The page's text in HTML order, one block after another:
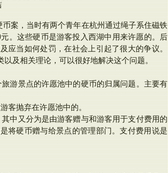
案，当时有两个青年在杭州通过绳子系住磁铁
。这些硬币是游客投入西湖中用来许愿的。后
应当如何处罚，在社会上引起了很大的争议。
及相关理论，可以很好地解决这个问题。
游景点的许愿池中的硬币的归属问题。主要有
客抛弃在许愿池中的。
中又分为是由游客赠与和游客用于支付费用的
将硬币赠与给景点的管理部门。支付费用说是